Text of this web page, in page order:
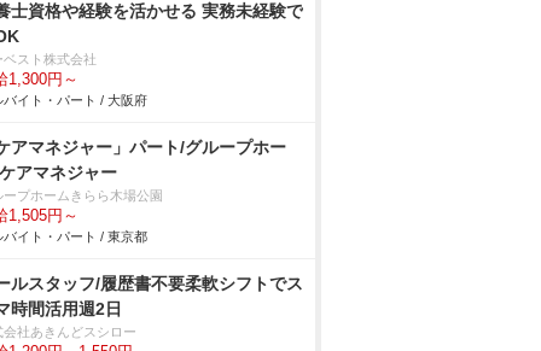
士資格や経験を活かせる 実務未経験で
ベスト株式会社
1,300円～
バイト・パート / 大阪府
アマネジャー」パート/グループホー
アマネジャー
ープホームきらら木場公園
1,505円～
バイト・パート / 東京都
ルスタッフ/履歴書不要柔軟シフトでス
時間活用週2日
会社あきんどスシロー